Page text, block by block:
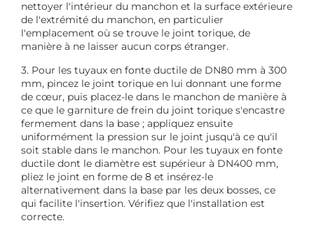
nettoyer l'intérieur du manchon et la surface extérieure
de l'extrémité du manchon, en particulier
l'emplacement où se trouve le joint torique, de
manière à ne laisser aucun corps étranger.
3. Pour les tuyaux en fonte ductile de DN80 mm à 300
mm, pincez le joint torique en lui donnant une forme
de cœur, puis placez-le dans le manchon de manière à
ce que le garniture de frein du joint torique s'encastre
fermement dans la base ; appliquez ensuite
uniformément la pression sur le joint jusqu'à ce qu'il
soit stable dans le manchon. Pour les tuyaux en fonte
ductile dont le diamètre est supérieur à DN400 mm,
pliez le joint en forme de 8 et insérez-le
alternativement dans la base par les deux bosses, ce
qui facilite l'insertion. Vérifiez que l'installation est
correcte.